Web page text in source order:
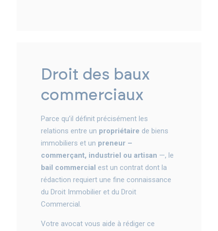
droit des baux
commerciaux
Parce qu’il définit précisément les
relations entre un propriétaire de biens
immobiliers et un preneur –
commerçant, industriel ou artisan —, le
bail commercial est un contrat dont la
rédaction requiert une fine connaissance
du Droit Immobilier et du Droit
Commercial.
Votre avocat vous aide à rédiger ce